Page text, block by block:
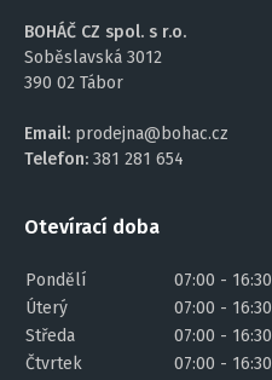
BOHÁČ CZ spol. s r.o.
Soběslavská 3012
390 02 Tábor
Email: prodejna@bohac.cz
Telefon: 381 281 654
Otevírací doba
Pondělí
07:00 - 16:30
Úterý
07:00 - 16:30
Středa
07:00 - 16:30
Čtvrtek
07:00 - 16:30